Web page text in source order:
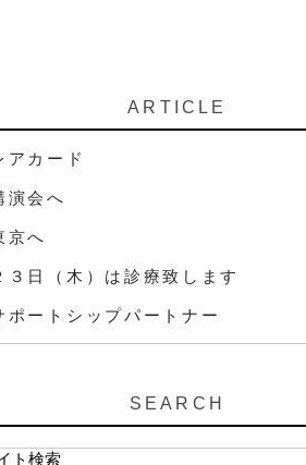
ARTICLE
アカード
演会へ
京へ
３日（木）は診療致します
ポートシップパートナー
SEARCH